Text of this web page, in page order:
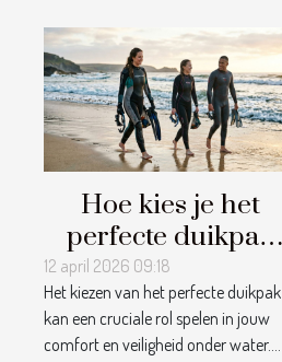
Hoe kies je het
perfecte duikpak
voor verschillende
watertemperaturen?
12 april 2026 09:18
Het kiezen van het perfecte duikpak
kan een cruciale rol spelen in jouw
comfort en veiligheid onder water....